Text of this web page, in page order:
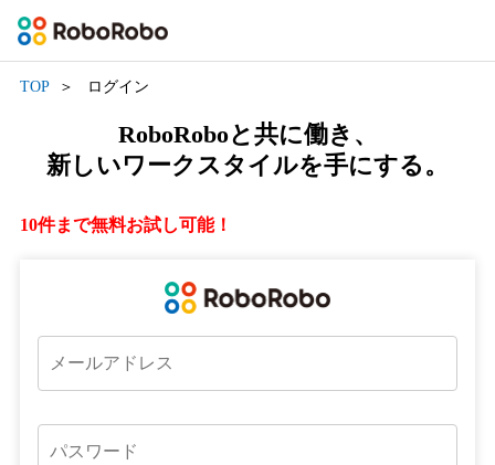
TOP ログイン
RoboRoboと共に働き、
新しいワークスタイルを手にする。
10件まで無料お試し可能！